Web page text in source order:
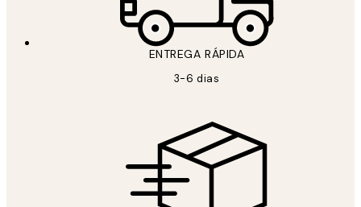
ENTREGA RÁPIDA
3-6 dias